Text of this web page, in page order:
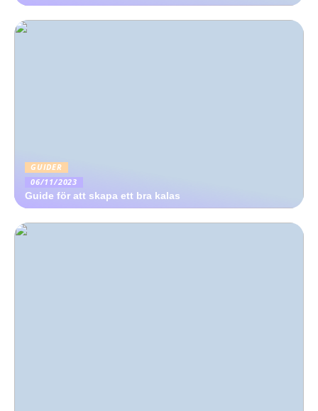
GUIDER
06/11/2023
Guide för att skapa ett bra kalas